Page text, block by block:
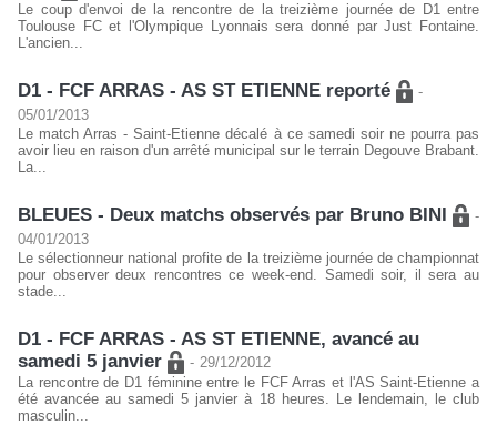
Le coup d'envoi de la rencontre de la treizième journée de D1 entre
Toulouse FC et l'Olympique Lyonnais sera donné par Just Fontaine.
L'ancien...
D1 - FCF ARRAS - AS ST ETIENNE reporté
-
05/01/2013
Le match Arras - Saint-Etienne décalé à ce samedi soir ne pourra pas
avoir lieu en raison d'un arrêté municipal sur le terrain Degouve Brabant.
La...
BLEUES - Deux matchs observés par Bruno BINI
-
04/01/2013
Le sélectionneur national profite de la treizième journée de championnat
pour observer deux rencontres ce week-end. Samedi soir, il sera au
stade...
D1 - FCF ARRAS - AS ST ETIENNE, avancé au
samedi 5 janvier
- 29/12/2012
La rencontre de D1 féminine entre le FCF Arras et l'AS Saint-Etienne a
été avancée au samedi 5 janvier à 18 heures. Le lendemain, le club
masculin...